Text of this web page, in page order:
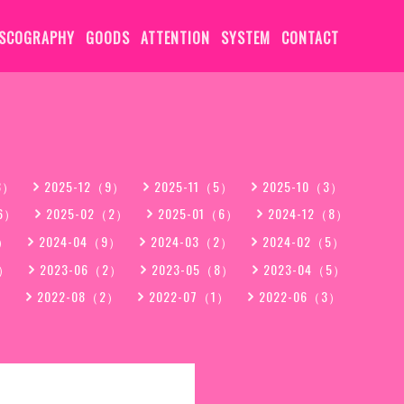
GOODS ATTENTION SYSTEM CONTACT
2025-12（9） 2025-11（5）
2025-10（3）
2025-02（2） 2025-01（6）
2024-12（8）
2024-04（9） 2024-03（2）
2024-02（5）
2023-06（2） 2023-05（8）
2023-04（5）
2022-08（2） 2022-07（1） 2022-06（3）